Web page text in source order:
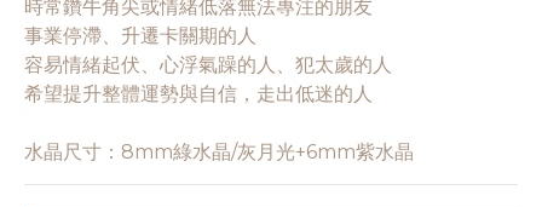
時常鑽牛角尖或情緒低落無法專注的朋友
事業停滯、升遷卡關期的人
容易情緒起伏、心浮氣躁的人、犯太歲的人
希望提升整體運勢與自信，走出低迷的人
水晶尺寸：8mm綠水晶/灰月光+6mm紫水晶